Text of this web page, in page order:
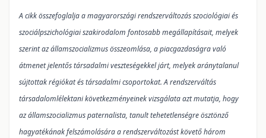
A cikk összefoglalja a magyarországi rendszerváltozás szociológiai és
szociálpszichológiai szakirodalom fontosabb megállapításait, melyek
szerint az államszocializmus összeomlása, a piacgazdaságra való
átmenet jelentős társadalmi veszteségekkel járt, melyek aránytalanul
sújtottak régiókat és társadalmi csoportokat. A rendszerváltás
társadalomlélektani következményeinek vizsgálata azt mutatja, hogy
az államszocializmus paternalista, tanult tehetetlenségre ösztönző
hagyatékának felszámolására a rendszerváltozást követő három